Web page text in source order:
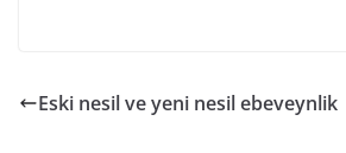
Eski nesil ve yeni nesil ebeveynlik